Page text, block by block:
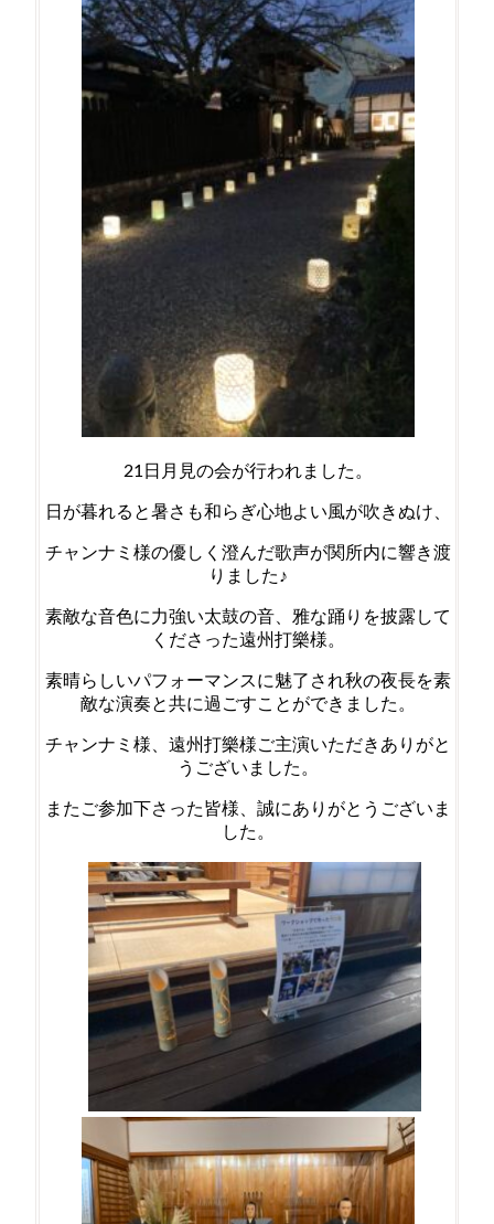
21日月見の会が行われました。
日が暮れると暑さも和らぎ心地よい風が吹きぬけ、
チャンナミ様の優しく澄んだ歌声が関所内に響き渡
りました♪
素敵な音色に力強い太鼓の音、雅な踊りを披露して
くださった遠州打樂様。
素晴らしいパフォーマンスに魅了され秋の夜長を素
敵な演奏と共に過ごすことができました。
チャンナミ様、遠州打樂様ご主演いただきありがと
うございました。
またご参加下さった皆様、誠にありがとうございま
した。